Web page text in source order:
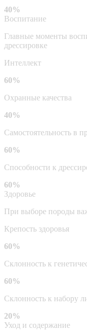
40%
Воспитание
Главные моменты
дрессировке
Интеллект
60%
Охранные качества
40%
Самостоятельность в
60%
Способности к
60%
Здоровье
При выборе породы
Крепость здоровья
60%
Склонность к
60%
Склонность к набору
20%
Уход и содержание